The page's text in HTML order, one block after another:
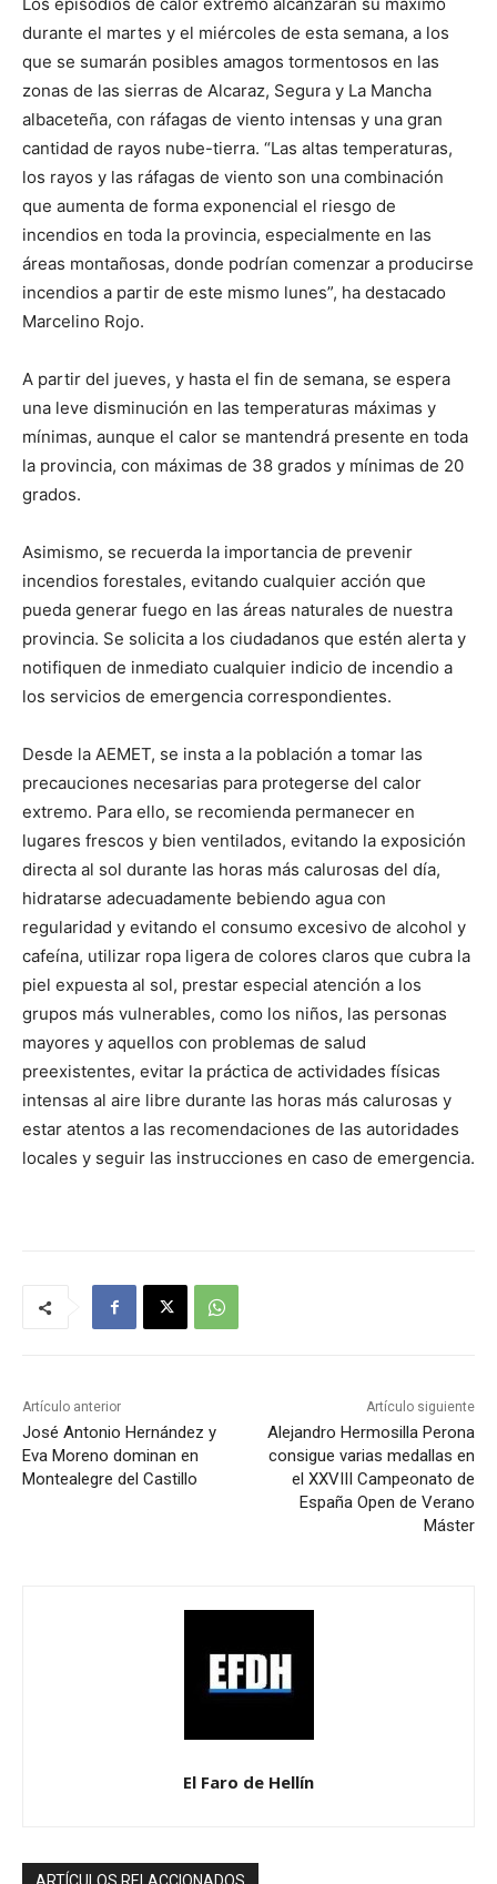
durante el martes y el miércoles de esta semana, a los
que se sumarán posibles amagos tormentosos en las
zonas de las sierras de Alcaraz, Segura y La Mancha
albaceteña, con ráfagas de viento intensas y una gran
cantidad de rayos nube-tierra. “Las altas temperaturas,
los rayos y las ráfagas de viento son una combinación
que aumenta de forma exponencial el riesgo de
incendios en toda la provincia, especialmente en las
áreas montañosas, donde podrían comenzar a producirse
incendios a partir de este mismo lunes”, ha destacado
Marcelino Rojo.
A partir del jueves, y hasta el fin de semana, se espera
una leve disminución en las temperaturas máximas y
mínimas, aunque el calor se mantendrá presente en toda
la provincia, con máximas de 38 grados y mínimas de 20
grados.
Asimismo, se recuerda la importancia de prevenir
incendios forestales, evitando cualquier acción que
pueda generar fuego en las áreas naturales de nuestra
provincia. Se solicita a los ciudadanos que estén alerta y
notifiquen de inmediato cualquier indicio de incendio a
los servicios de emergencia correspondientes.
Desde la AEMET, se insta a la población a tomar las
precauciones necesarias para protegerse del calor
extremo. Para ello, se recomienda permanecer en
lugares frescos y bien ventilados, evitando la exposición
directa al sol durante las horas más calurosas del día,
hidratarse adecuadamente bebiendo agua con
regularidad y evitando el consumo excesivo de alcohol y
cafeína, utilizar ropa ligera de colores claros que cubra la
piel expuesta al sol, prestar especial atención a los
grupos más vulnerables, como los niños, las personas
mayores y aquellos con problemas de salud
preexistentes, evitar la práctica de actividades físicas
intensas al aire libre durante las horas más calurosas y
estar atentos a las recomendaciones de las autoridades
locales y seguir las instrucciones en caso de emergencia.
Artículo anterior
José Antonio Hernández y
Eva Moreno dominan en
Montealegre del Castillo
Artículo siguiente
Alejandro Hermosilla Perona
consigue varias medallas en
el XXVIII Campeonato de
España Open de Verano
Máster
El Faro de Hellín